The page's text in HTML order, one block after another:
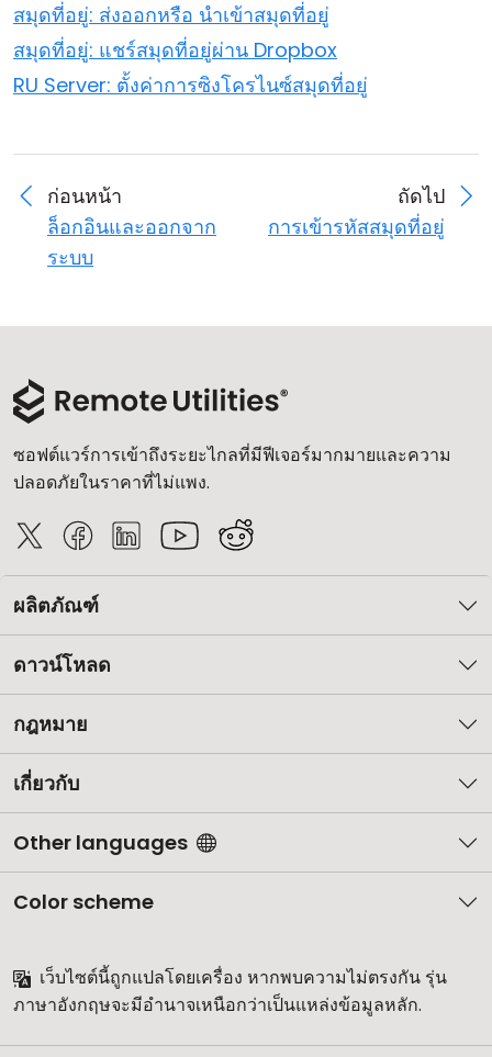
สมุดที่อยู่: ส่งออกหรือ นำเข้าสมุดที่อยู่
สมุดที่อยู่: แชร์สมุดที่อยู่ผ่าน Dropbox
RU Server: ตั้งค่าการซิงโครไนซ์สมุดที่อยู่
ก่อนหน้า
ล็อกอินและออกจาก
ระบบ
ถัดไป
การเข้ารหัสสมุดที่อยู่
ซอฟต์แวร์การเข้าถึงระยะไกลที่มีฟีเจอร์มากมายและความ
ปลอดภัยในราคาที่ไม่แพง.
ผลิตภัณฑ์
ดาวน์โหลด
กฎหมาย
เกี่ยวกับ
Other languages
Color scheme
เว็บไซต์นี้ถูกแปลโดยเครื่อง หากพบความไม่ตรงกัน รุ่น
ภาษาอังกฤษจะมีอำนาจเหนือกว่าเป็นแหล่งข้อมูลหลัก.